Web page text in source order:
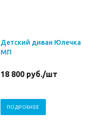
Детский диван Юлечка
МП
18 800 руб./шт
ПОДРОБНЕЕ